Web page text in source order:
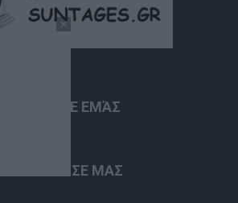
ΣΧΕΤΙΚΆ ΜΕ ΕΜΆΣ
ΑΚΟΛΟΥΘΗΣΕ ΜΑΣ